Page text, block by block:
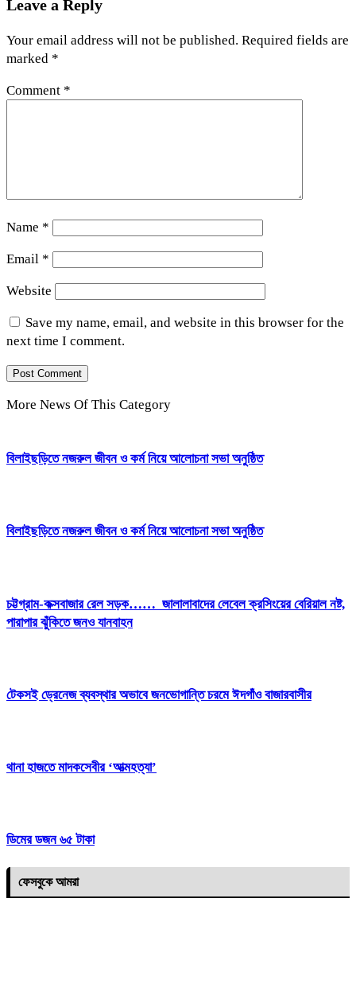
Leave a Reply
Your email address will not be published. Required fields are
marked *
Comment *
Name *
Email *
Website
Save my name, email, and website in this browser for the
next time I comment.
More News Of This Category
বিলাইছড়িতে নজরুল জীবন ও কর্ম নিয়ে আলোচনা সভা অনুষ্ঠিত
বিলাইছড়িতে নজরুল জীবন ও কর্ম নিয়ে আলোচনা সভা অনুষ্ঠিত
চট্টগ্রাম-কক্সবাজার রেল সড়ক…… জালালাবাদের লেবেল ক্রসিংয়ের বেরিয়াল নষ্ট,
পারাপার ঝুঁকিতে জনও যানবাহন
টেকসই ড্রেনেজ ব্যবস্থার অভাবে জনভোগান্তি চরমে ঈদগাঁও বাজারবাসীর
থানা হাজতে মাদকসেবীর ‘আত্মহত্যা’
ডিমের ডজন ৬৫ টাকা
ফেসবুকে আমরা